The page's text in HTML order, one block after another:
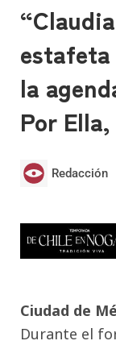
la
Por
Redacción
Ciudad de
Durante el